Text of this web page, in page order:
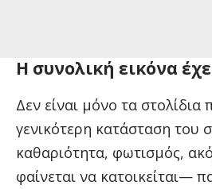
Η συνολική εικόνα
Δεν είναι μόνο τα
γενικότερη κατάσταση του
καθαριότητα, φωτισμός,
φαίνεται να κατοικείται—